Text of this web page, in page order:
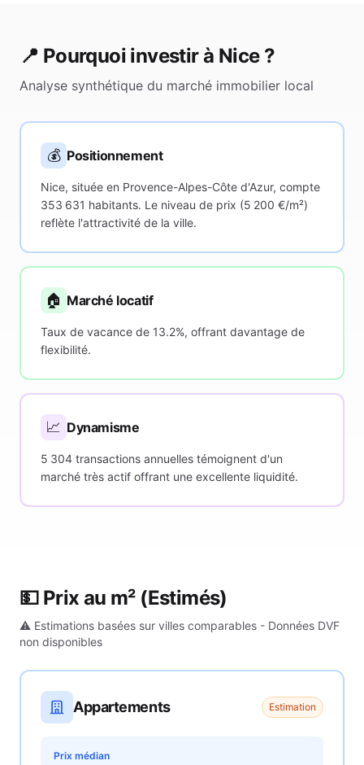
📍 Pourquoi investir à Nice?
Analyse synthétique du marché immobilier local
💰 Positionnement
Nice, située en Provence-Alpes-Côte d'Azur, compte
353 631 habitants. Le niveau de prix (5 200 €/m²)
reflète l'attractivité de la ville.
🏠 Marché locatif
Taux de vacance de 13.2%, offrant davantage de
flexibilité.
📈 Dynamisme
5 304 transactions annuelles témoignent d'un
marché très actif offrant une excellente liquidité.
💵 Prix au m² (Estimés)
⚠️ Estimations basées sur villes comparables - Données DVF
non disponibles
Appartements Estimation
Prix médian